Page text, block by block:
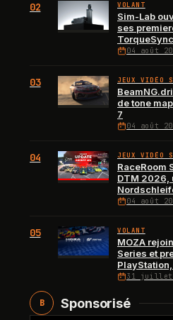
02 VOLANT
Sim-Lab
ses
TorqueSync
04 août
03 JEUX VIDÉO
de tone
7
04 août
04 JEUX VIDÉO
RaceRoom
DTM 2026,
04 août
05 VOLANT
MOZA
Series et
31 juillet
B Sponsorisé